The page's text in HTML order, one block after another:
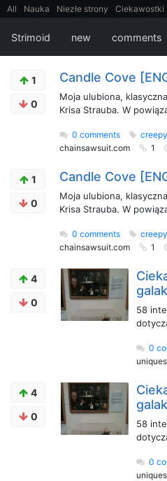
All Nauka Niezłe strony Ciekawostki
Bezpieczeństwo
Książki Sugestie
gify
Cytaty Mapy Film Android itt
Strimoid new comments
1
0
Candle Cove
Moja ulubiona,
Krisa Strauba. W
0 comments
chainsawsuit.com
1
1
0
Candle Cove
Moja ulubiona,
Krisa Strauba. W
0 comments
chainsawsuit.com
1
4
0
58
0
4
0
58
0